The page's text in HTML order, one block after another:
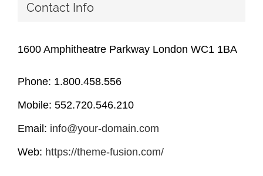
Contact Info
1600 Amphitheatre Parkway London WC1 1BA
Phone: 1.800.458.556
Mobile: 552.720.546.210
Email: info@your-domain.com
Web: https://theme-fusion.com/